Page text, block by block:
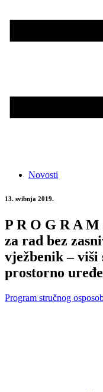
Novosti
13. svibnja 2019.
P R O G R A M
za rad bez
vježbenik –
prostorno
Program stručnog